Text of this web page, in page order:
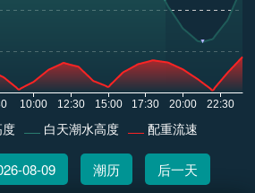
白天潮水高度 配重流速
08-09 潮历 后一天